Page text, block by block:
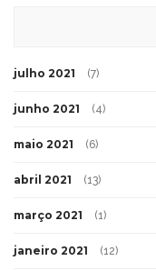
julho 2021 (7)
junho 2021 (4)
maio 2021 (6)
abril 2021 (13)
março 2021 (1)
janeiro 2021 (12)